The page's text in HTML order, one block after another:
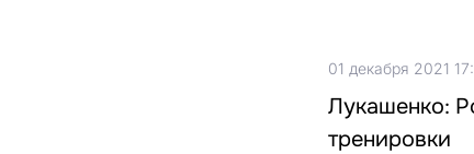
01 декабря 2021
Лукашенко:
тренировки